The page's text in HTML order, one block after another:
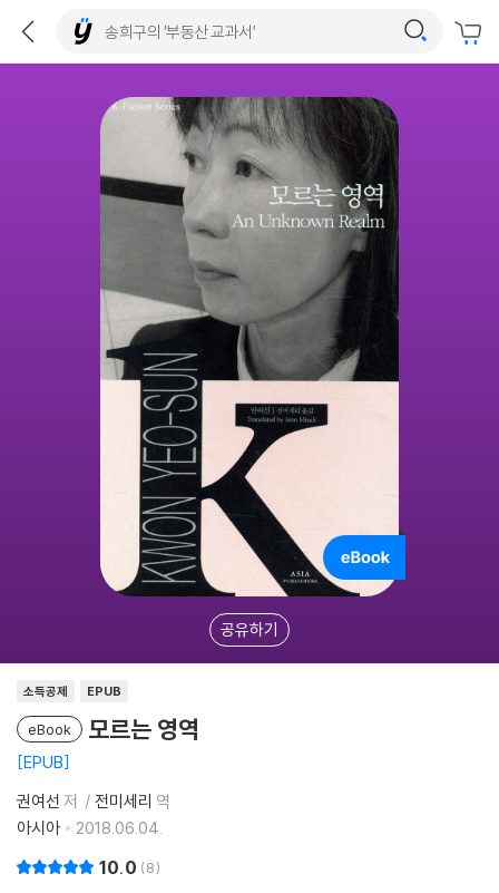
공유하기
소득공제 EPUB
eBook 모르는 영역
EPUB
권여선 저 전미세리 역
아시아
2018.06.04.
10.0 8